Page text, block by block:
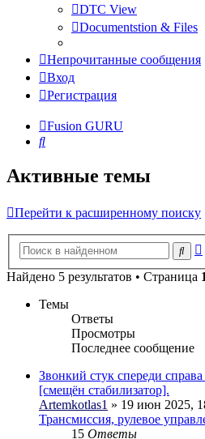
DTC View
Documentstion & Files
Непрочитанные сообщения
Вход
Регистрация
Fusion GURU
Поиск
Активные темы
Перейти к расширенному поиску
Найдено 5 результатов • Страница 1
Темы
Ответы
Просмотры
Последнее сообщение
Звонкий стук спереди
[смещён стабилизатор].
Artemkotlas1 » 19 июн 2025,
Трансмиссия, рулевое
15 Ответы